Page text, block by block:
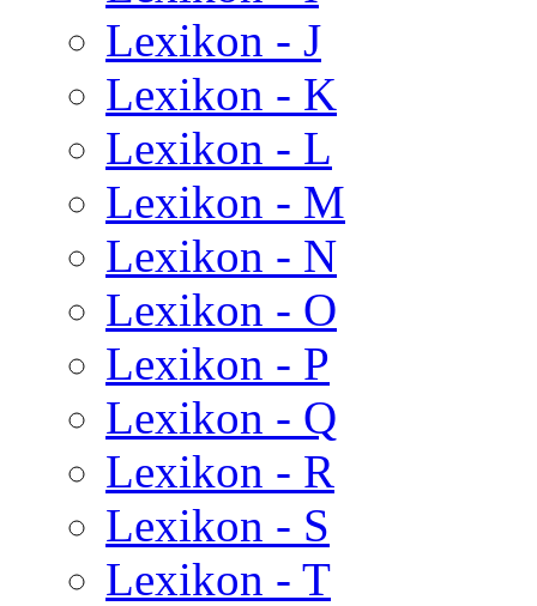
Lexikon - J
Lexikon - K
Lexikon - L
Lexikon - M
Lexikon - N
Lexikon - O
Lexikon - P
Lexikon - Q
Lexikon - R
Lexikon - S
Lexikon - T